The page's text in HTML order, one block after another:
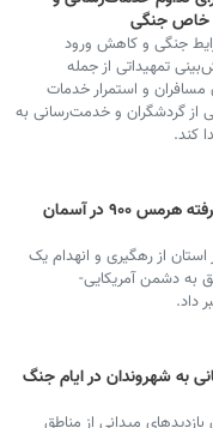
خاص جنگی
جنگی و کاهش ورود
تمهیداتی از جمله
و استمرار خدمات
از گردشگران و خدمت‌رسانی به
کند.
انهدام پهپاد پیشرفته هرمس ۹۰۰ در آسمان
از رهگیری و انهدام یک
به دشمن آمریکایی-
داد.
به شهروندان در ایام جنگ
میدانی از مناطق